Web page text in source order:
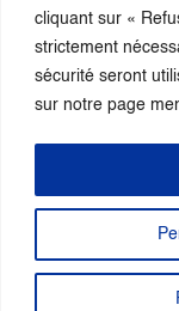
cliquant sur «
strictement
sécurité seront
sur notre page